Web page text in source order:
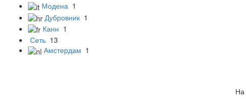
Модена 1
Дубровник 1
Канн 1
Сеть 13
Амстердам 1
На